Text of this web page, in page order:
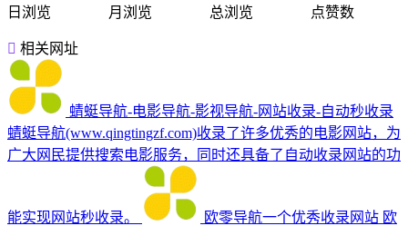
日浏览
月浏览
总浏览
点赞数
相关网址
蜻蜓导航-电影导航-影视导航-网站收录-自动秒收录
蜻蜓导航(www.qingtingzf.com)收录了许多优秀的电影网站，为
广大网民提供搜索电影服务，同时还具备了自动收录网站的功
能实现网站秒收录。 欧零导航一个优秀收录网站 欧